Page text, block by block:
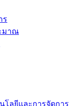
ร
มาณ
โลยีและการจัดการ